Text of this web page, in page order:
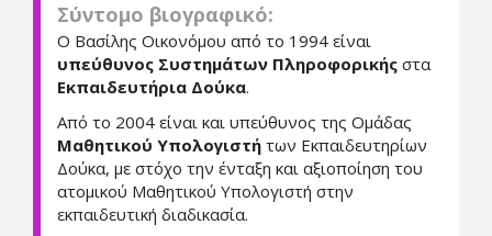
Σύντομο βιογραφικό:
Ο Βασίλης Οικονόμου από το 1994 είναι
υπεύθυνος Συστημάτων Πληροφορικής στα
Εκπαιδευτήρια Δούκα.
Από το 2004 είναι και υπεύθυνος της Ομάδας
Μαθητικού Υπολογιστή των Εκπαιδευτηρίων
Δούκα, με στόχο την ένταξη και αξιοποίηση του
ατομικού Μαθητικού Υπολογιστή στην
εκπαιδευτική διαδικασία.